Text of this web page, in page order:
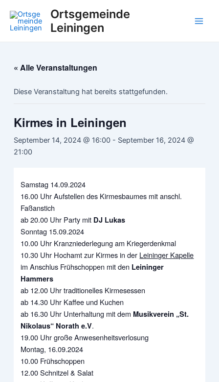
Inhalt
springen
Ortsgemeinde
Leiningen
« Alle Veranstaltungen
Diese Veranstaltung hat bereits stattgefunden.
Kirmes in Leiningen
September 14, 2024 @ 16:00- September 16, 2024 @
21:00
Samstag 14.09.2024
16.00 Uhr Aufstellen des Kirmesbaumes mit anschl.
Faßanstich
ab 20.00 Uhr Party mit DJ Lukas
Sonntag 15.09.2024
10.00 Uhr Kranzniederlegung am Kriegerdenkmal
10.30 Uhr Hochamt zur Kirmes in der Leininger Kapelle
im Anschlus Frühschoppen mit den Leininger
Hammers
ab 12.00 Uhr traditionelles Kirmesessen
ab 14.30 Uhr Kaffee und Kuchen
ab 16.30 Uhr Unterhaltung mit dem Musikverein „St.
Nikolaus“ Norath e.V.
19.00 Uhr große Anwesenheitsverlosung
Montag, 16.09.2024
10.00 Frühschoppen
12.00 Schnitzel & Salat